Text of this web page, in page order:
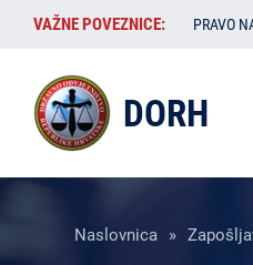
Skoči
sadržaj
VAŽNE
POVEZNICE:
VAŽNE POVEZNICE: PRAVO
DORH
Breadcrumb
Naslovnica